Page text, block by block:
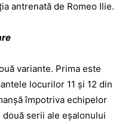
antrenată de Romeo Ilie.
variante. Prima este
locurilor 11 şi 12 din
împotriva echipelor
serii ale eşalonului